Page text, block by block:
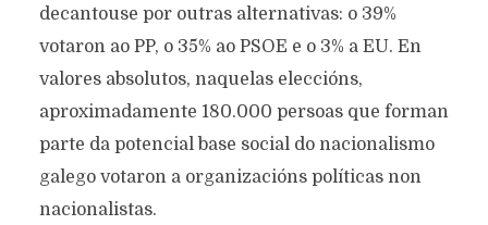
decantouse por outras alternativas: o 39%
votaron ao PP, o 35% ao PSOE e o 3% a EU. En
valores absolutos, naquelas eleccións,
aproximadamente 180.000 persoas que forman
parte da potencial base social do nacionalismo
galego votaron a organizacións políticas non
nacionalistas.